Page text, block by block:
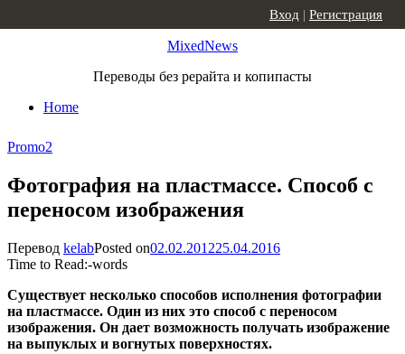
MixedNews
Переводы без рерайта и копипасты
Home
Вход | Регистрация
Promo2
Фотография на пластмассе. Способ с
переносом изображения
Перевод kelabPosted on02.02.201225.04.2016
Time to Read:-words
Существует несколько способов исполнения фотографии
на пластмассе. Один из них это способ с переносом
изображения. Он дает возможность получать изображение
на выпуклых и вогнутых поверхностях.